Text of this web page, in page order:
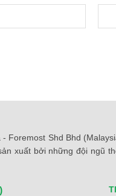
Shd Bhd
xuất bởi những đội ngũ